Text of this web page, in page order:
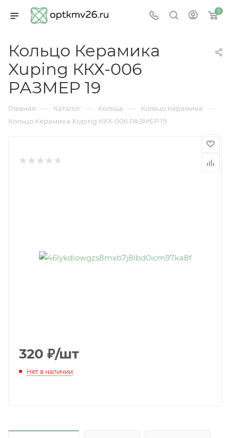
0
Кольцо Керамика
Xuping ККХ-006
РАЗМЕР 19
Главная — Каталог — Кольца — Кольцо Керамика —
Кольцо Керамика Xuping ККХ-006 РАЗМЕР 19
320 ₽/шт
Нет в наличии